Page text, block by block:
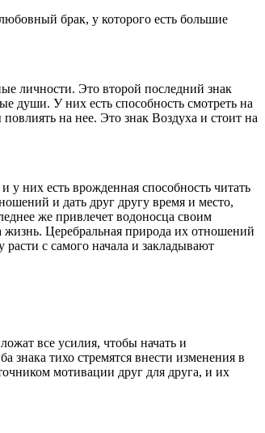
брак, у которого есть большие
личности. Это второй последний знак
души. У них есть способность смотреть на
на нее. Это знак Воздуха и стоит на
них есть врожденная способность читать
и дать друг другу время и место,
же привлечет водоносца своим
жизнь. Церебральная природа их отношений
с самого начала и закладывают
все усилия, чтобы начать и
тихо стремятся внести изменения в
мотивации друг для друга, и их